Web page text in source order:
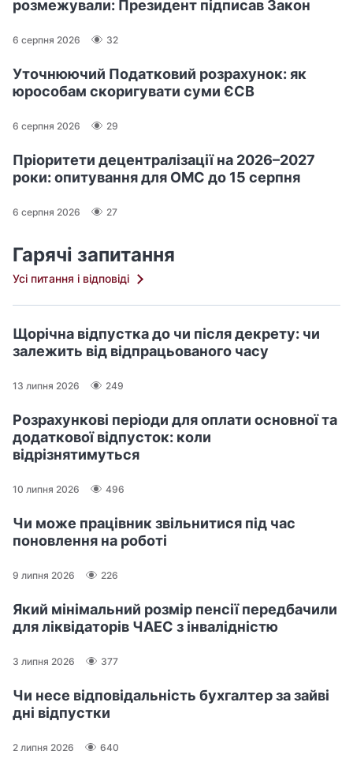
розмежували: Президент підписав Закон
6 серпня 2026 32
Уточнюючий Податковий розрахунок: як
юрособам скоригувати суми ЄСВ
6 серпня 2026 29
Пріоритети децентралізації на 2026–2027
роки: опитування для ОМС до 15 серпня
6 серпня 2026 27
Гарячі запитання
Усі питання і відповіді
Щорічна відпустка до чи після декрету: чи
залежить від відпрацьованого часу
13 липня 2026 249
Розрахункові періоди для оплати основної та
додаткової відпусток: коли
відрізнятимуться
10 липня 2026 496
Чи може працівник звільнитися під час
поновлення на роботі
9 липня 2026 226
Який мінімальний розмір пенсії передбачили
для ліквідаторів ЧАЕС з інвалідністю
3 липня 2026 377
Чи несе відповідальність бухгалтер за зайві
дні відпустки
2 липня 2026 640